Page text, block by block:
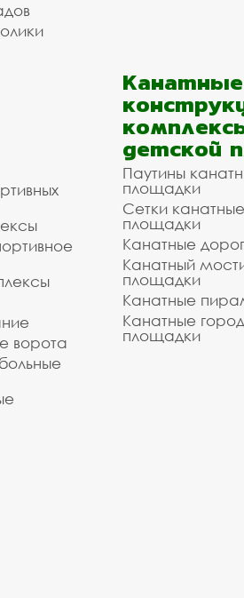
ворота
Канатные
детской
Паутины
площадки
Сетки
площадки
Канатные
Канатный
площадки
Канатные
Канатные
площадки